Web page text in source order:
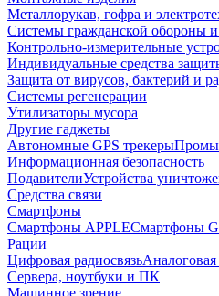
Металлорукав, гофра и
Системы гражданской обороны
Контрольно-измерительные
Индивидуальные средства
Защита от вирусов, бактерий и
Системы регенерации
Утилизаторы мусора
Другие гаджеты
Автономные GPS трекеры
Информационная безопасность
ПодавителиУстройства
Средства связи
Смартфоны
Смартфоны APPLEСмартфоны
Рации
Цифровая радиосвязьАналоговая
Сервера, ноутбуки и ПК
Машинное зрение